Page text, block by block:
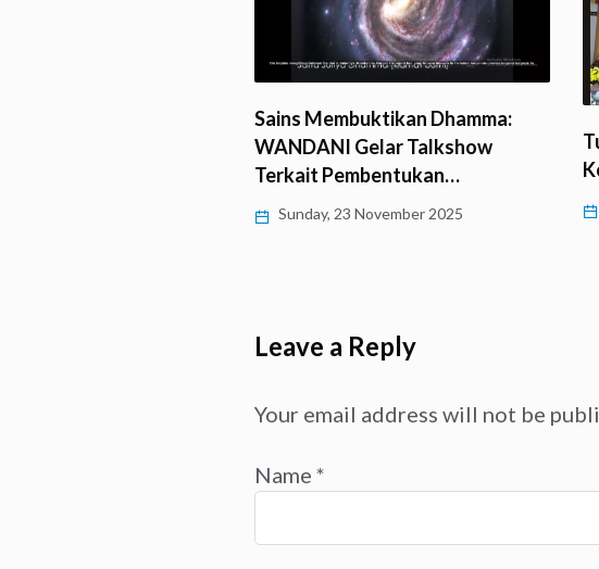
Sains Membuktikan Dhamma:
WANDANI Gelar Talkshow
Terkait Pembentukan…
Sunday, 23 November 2025
Leave a Reply
Your email address will not be
Name *